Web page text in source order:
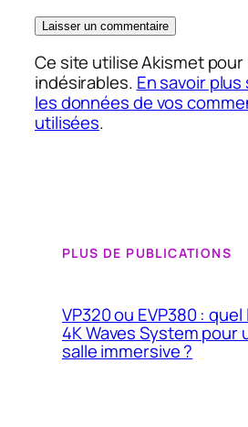
Ce site utilise Akismet
indésirables. En savoir
les données de vos
utilisées.
PLUS DE PUBLICATIONS
VP320 ou EVP380 :
4K Waves System pour
salle immersive ?